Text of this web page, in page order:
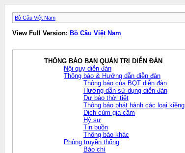
Bồ Câu Việt Nam
View Full Version: Bồ Câu Việt Nam
THÔNG BÁO BAN QUẢN TRỊ DIỄN ĐÀN
Nội quy diễn đàn
Thông báo & Hướng dẫn diễn đàn
Thông báo của BQT diễn đàn
Hướng dẫn sử dụng diễn đàn
Dự báo thời tiết
Thông báo phát hành các loại kiềng
Dịch cúm gia cầm
Hỷ sự
Tin buồn
Thông báo khác
Phòng truyền thống
Báo chí